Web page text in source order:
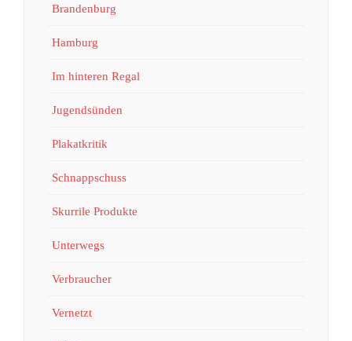
Brandenburg
Hamburg
Im hinteren Regal
Jugendsünden
Plakatkritik
Schnappschuss
Skurrile Produkte
Unterwegs
Verbraucher
Vernetzt